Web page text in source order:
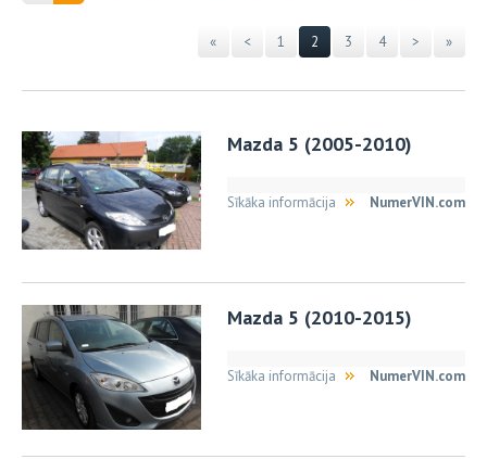
« < 1 2 3 4 > »
Mazda 5 (2005-2010)
NumerVIN.com
Sīkāka informācija
Mazda 5 (2010-2015)
NumerVIN.com
Sīkāka informācija